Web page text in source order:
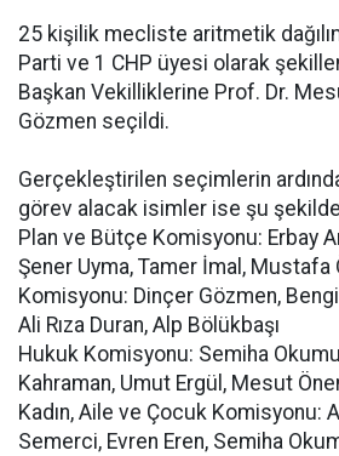
25 kişilik mecliste aritmetik
Parti ve 1 CHP üyesi olarak
Başkan Vekilliklerine Prof. Dr.
Gözmen seçildi.
Gerçekleştirilen seçimlerin
görev alacak isimler ise şu
Plan ve Bütçe Komisyonu: Erbay
Şener Uyma, Tamer İmal,
Komisyonu: Dinçer Gözmen,
Ali Rıza Duran, Alp Bölükbaşı
Hukuk Komisyonu: Semiha
Kahraman, Umut Ergül, Mesut
Kadın, Aile ve Çocuk Komisyonu:
Semerci, Evren Eren, Semiha